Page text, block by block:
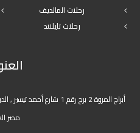
رحلات المالديف
رحلات تايلاند
أبراج المروة 2 برج رقم 1
مصر